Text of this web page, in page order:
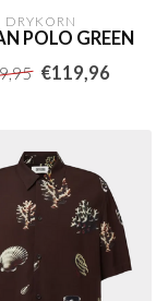
DRYKORN
POLO GREEN
€119,96